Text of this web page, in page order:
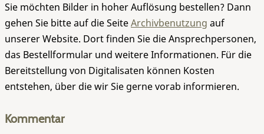
Sie möchten Bilder in hoher Auflösung bestellen? Dann
gehen Sie bitte auf die SeiteArchivbenutzung auf
unserer Website. Dort finden Sie die Ansprechpersonen,
das Bestellformular und weitere Informationen. Für die
Bereitstellung von Digitalisaten können Kosten
entstehen, über die wir Sie gerne vorab informieren.
Kommentar